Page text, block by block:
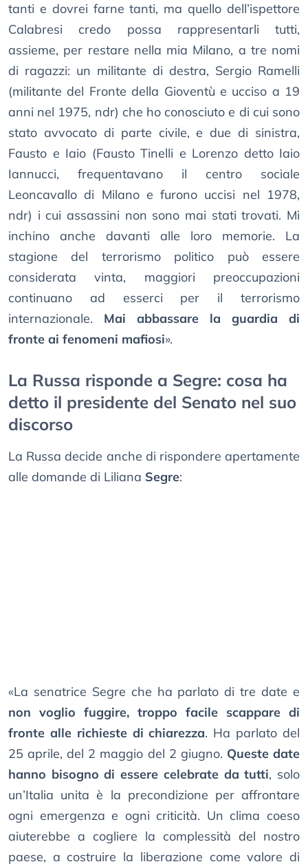
tanti e dovrei farne tanti, ma quello dell’ispettore
Calabresi credo possa rappresentarli tutti,
assieme, per restare nella mia Milano, a tre nomi
di ragazzi: un militante di destra, Sergio Ramelli
(militante del Fronte della Gioventù e ucciso a 19
anni nel 1975, ndr) che ho conosciuto e di cui sono
stato avvocato di parte civile, e due di sinistra,
Fausto e Iaio (Fausto Tinelli e Lorenzo detto Iaio
Iannucci, frequentavano il centro sociale
Leoncavallo di Milano e furono uccisi nel 1978,
ndr) i cui assassini non sono mai stati trovati. Mi
inchino anche davanti alle loro memorie. La
stagione del terrorismo politico può essere
considerata vinta, maggiori preoccupazioni
continuano ad esserci per il terrorismo
internazionale. Mai abbassare la guardia di
fronte ai fenomeni mafiosi».
La Russa risponde a Segre: cosa ha
detto il presidente del Senato nel suo
discorso
La Russa decide anche di rispondere apertamente
alle domande di Liliana Segre:
«La senatrice Segre che ha parlato di tre date e
non voglio fuggire, troppo facile scappare di
fronte alle richieste di chiarezza. Ha parlato del
25 aprile, del 2 maggio del 2 giugno. Queste date
hanno bisogno di essere celebrate da tutti, solo
un’Italia unita è la precondizione per affrontare
ogni emergenza e ogni criticità. Un clima coeso
aiuterebbe a cogliere la complessità del nostro
paese, a costruire la liberazione come valore di